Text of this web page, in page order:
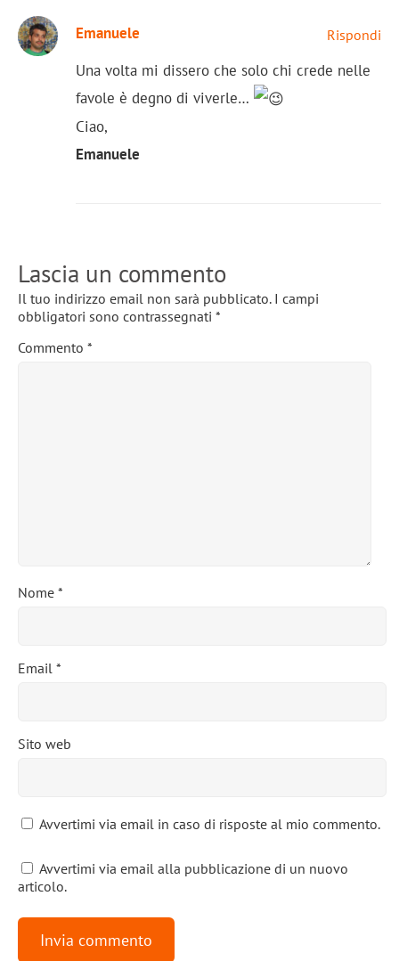
Emanuele Rispondi
Una volta mi dissero che solo chi crede nelle
favole è degno di viverle…
Ciao,
Emanuele
Lascia un commento
Il tuo indirizzo email non sarà pubblicato. I campi
obbligatori sono contrassegnati *
Commento *
Nome *
Email *
Sito web
Avvertimi via email in caso di risposte al mio commento.
Avvertimi via email alla pubblicazione di un nuovo
articolo.